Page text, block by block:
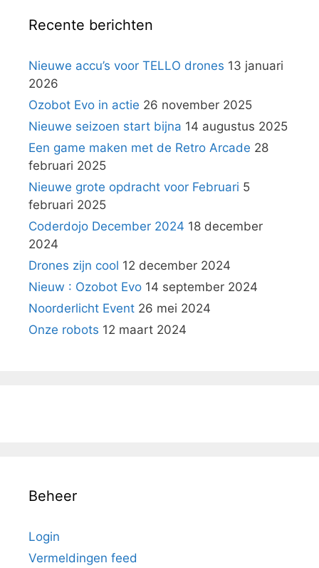
Recente berichten
Nieuwe accu’s voor TELLO drones 13 januari
2026
Ozobot Evo in actie 26 november 2025
Nieuwe seizoen start bijna 14 augustus 2025
Een game maken met de Retro Arcade 28
februari 2025
Nieuwe grote opdracht voor Februari 5
februari 2025
Coderdojo December 2024 18 december
2024
Drones zijn cool 12 december 2024
Nieuw : Ozobot Evo 14 september 2024
Noorderlicht Event 26 mei 2024
Onze robots 12 maart 2024
Beheer
Login
Vermeldingen feed